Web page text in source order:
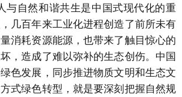
与自然和谐共生是中国式现代化的重
几百年来工业化进程创造了前所未有
消耗资源能源，也带来了触目惊心的
，造成了难以弥补的生态创伤。中国
色发展，同步推进物质文明和生态文
式绿色转型，就是要深刻把握自然规